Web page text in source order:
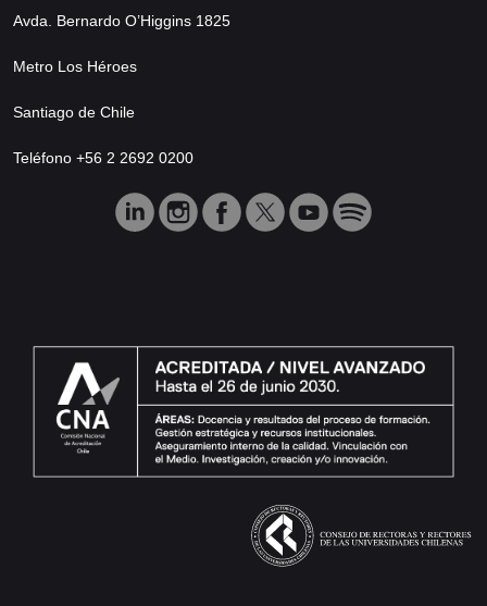
Avda. Bernardo O’Higgins 1825
Metro Los Héroes
Santiago de Chile
Teléfono +56 2 2692 0200